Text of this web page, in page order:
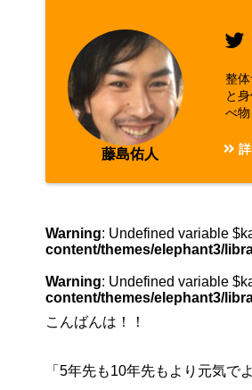
asahi00/seitai-asahi.co
m/public_html/wp-cont
ent/plugins/sns-count-
cache/sns-count-cache.
藤島佑人
整
と
べ
Warning : Undefined variable
content/themes/elephant3/
Warning : Undefined variable
content/themes/elephant3/
こんばんは！！
「5年先も10年先もより元気